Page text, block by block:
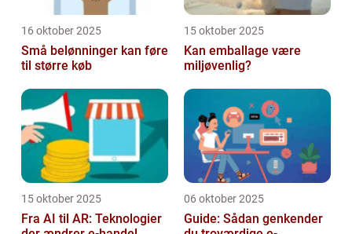
16 oktober 2025
Små belønninger kan føre
til større køb
15 oktober 2025
Kan emballage være
miljøvenlig?
15 oktober 2025
Fra AI til AR: Teknologier
06 oktober 2025
Guide: Sådan genkender